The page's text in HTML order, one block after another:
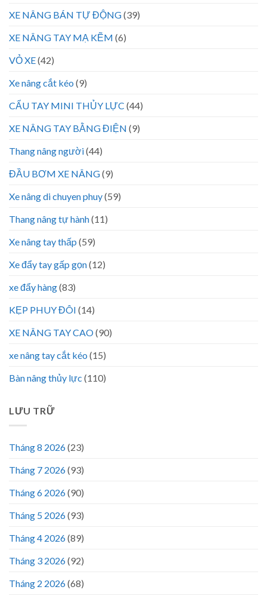
XE NÂNG BÁN TỰ ĐỘNG(39)
XE NÂNG TAY MẠ KẼM (6)
VỎ XE(42)
Xe nâng cắt kéo (9)
CẨU TAY MINI THỦY LỰC (44)
XE NÂNG TAY BẰNG ĐIỆN (9)
Thang nâng người(44)
ĐẦU BƠM XE NÂNG(9)
Xe nâng di chuyen phuy(59)
Thang nâng tự hành(11)
Xe nâng tay thấp (59)
Xe đẩy tay gấp gọn(12)
xe đẩy hàng(83)
KẸP PHUY ĐÔI (14)
XE NÂNG TAY CAO(90)
xe nâng tay cắt kéo (15)
Bàn nâng thủy lực (110)
LƯU TRỮ
Tháng 8 2026(23)
Tháng 7 2026(93)
Tháng 6 2026(90)
Tháng 5 2026(93)
Tháng 4 2026(89)
Tháng 3 2026(92)
Tháng 2 2026(68)